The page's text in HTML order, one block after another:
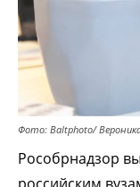
Фото: Baltphoto/
Рособрнадзор
российским